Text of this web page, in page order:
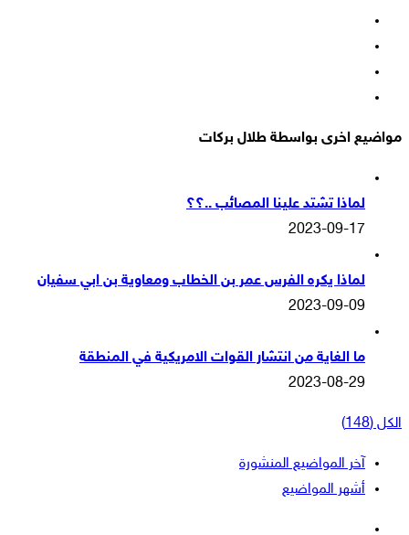
مواضيع اخرى بواسطة طلال بركات
لماذا تشتد علينا المصائب ..؟؟
2023-09-17
لماذا يكره الفرس عمر بن الخطاب ومعاوية بن ابي سفيان
2023-09-09
ما الغاية من انتشار القوات الامريكية في المنطقة
2023-08-29
الكل (148)
آخر المواضيع المنشورة
أشهر المواضيع